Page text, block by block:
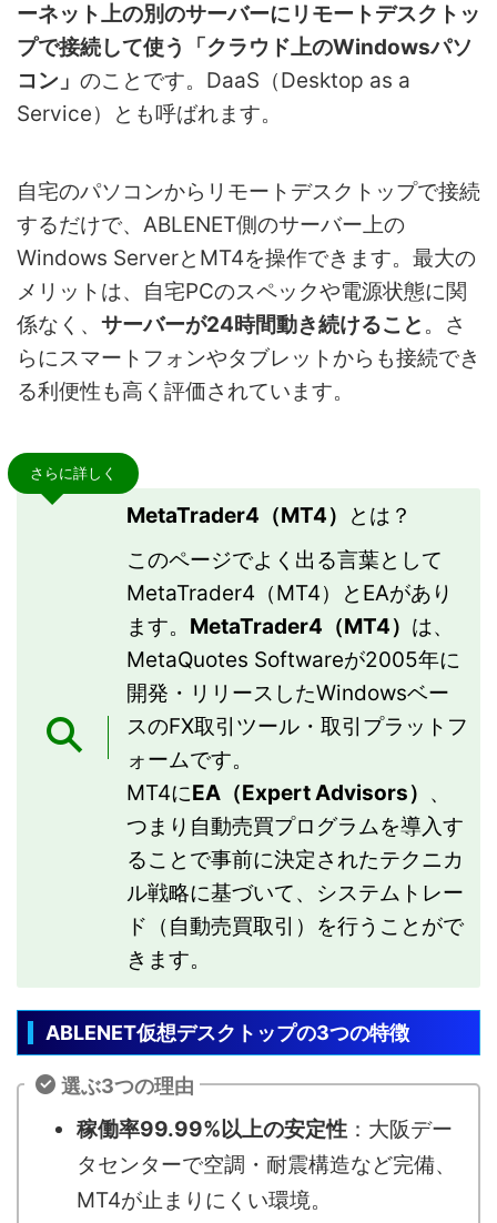
ーネット上の別のサーバーにリモートデスクトッ
プで接続して使う「クラウド上のWindowsパソ
コン」 のことです。DaaS（Desktop as a
Service）とも呼ばれます。
自宅のパソコンからリモートデスクトップで接続
するだけで、ABLENET側のサーバー上の
Windows ServerとMT4を操作できます。最大の
メリットは、自宅PCのスペックや電源状態に関
係なく、 サーバーが24時間動き続けること 。さ
らにスマートフォンやタブレットからも接続でき
る利便性も高く評価されています。
さらに詳しく
MetaTrader4（MT4）
とは？
このページでよく出る言葉として
MetaTrader4（MT4）とEAがあり
ます。 MetaTrader4（MT4） は、
MetaQuotes Softwareが2005年に
開発・リリースしたWindowsベー
スのFX取引ツール・取引プラットフ
ォームです。
MT4にEA（Expert Advisors） 、
つまり自動売買プログラムを導入す
ることで事前に決定されたテクニカ
ル戦略に基づいて、システムトレー
ド（自動売買取引）を行うことがで
きます。
ABLENET仮想デスクトップの3つの特徴
選ぶ3つの理由
稼働率99.99%以上の安定性 ：大阪デー
タセンターで空調・耐震構造など完備、
MT4が止まりにくい環境。